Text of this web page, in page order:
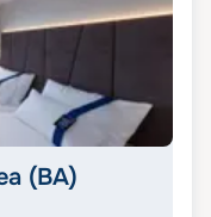
(BA)